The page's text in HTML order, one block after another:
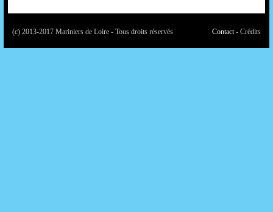
(c) 2013-2017 Mariniers de Loire - Tous droits réservés Contact- Crédits